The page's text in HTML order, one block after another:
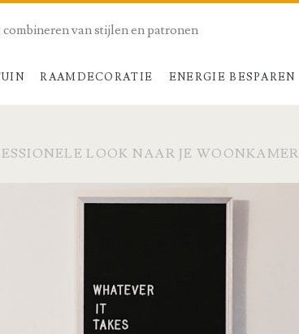
van stijlen en patronen
RAAMDECORATIE ENERGIE BESPAREN
LOOK NAAR JE WOONKAMER